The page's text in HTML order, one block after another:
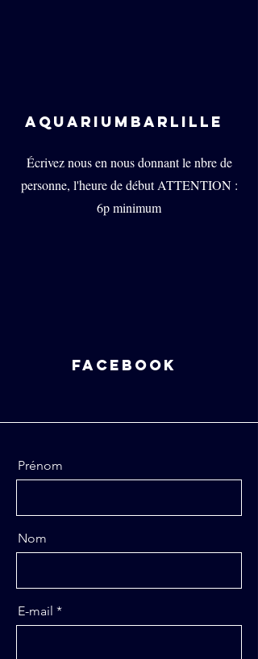
AQUARIUMBARLILLE
Écrivez nous en nous donnant le nbre de
personne, l'heure de début ATTENTION :
6p minimum
facebook
Prénom
Nom
E-mail